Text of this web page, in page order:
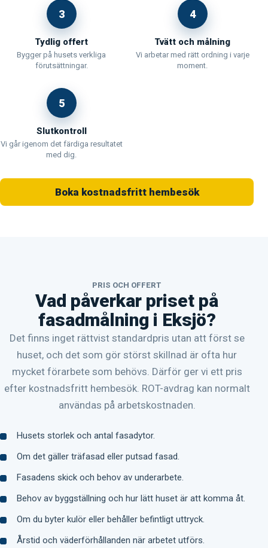
3
Tydlig offert
Bygger på husets verkliga
förutsättningar.
4
Tvätt och målning
Vi arbetar med rätt ordning i varje
moment.
5
Slutkontroll
Vi går igenom det färdiga resultatet
med dig.
Boka kostnadsfritt hembesök
PRIS OCH OFFERT
Vad påverkar priset på
fasadmålning i Eksjö?
Det finns inget rättvist standardpris utan att först se
huset, och det som gör störst skillnad är ofta hur
mycket förarbete som behövs. Därför ger vi ett pris
efter kostnadsfritt hembesök. ROT-avdrag kan normalt
användas på arbetskostnaden.
Husets storlek och antal fasadytor.
Om det gäller träfasad eller putsad fasad.
Fasadens skick och behov av underarbete.
Behov av byggställning och hur lätt huset är att komma åt.
Om du byter kulör eller behåller befintligt uttryck.
Årstid och väderförhållanden när arbetet utförs.